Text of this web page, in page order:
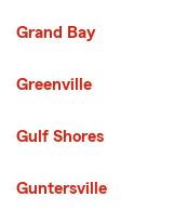
Grand Bay
Greenville
Gulf Shores
Guntersville